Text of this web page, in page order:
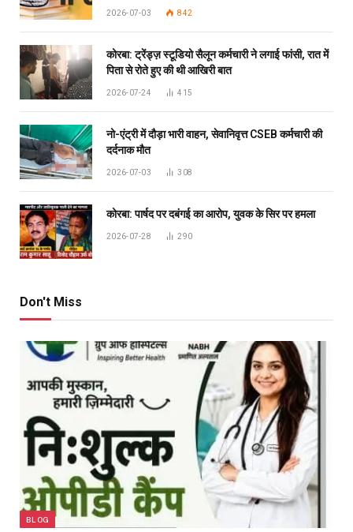
2026-07-03 842
कोरबा: ट्रेंड्ज़ स्टूडियो सैलून कर्मचारी ने लगाई फांसी, रात में
पिता से रोते हुए की थी आखिरी बात
2026-07-24 415
नो-एंट्री में दौड़ा भारी वाहन, सेवानिवृत्त CSEB कर्मचारी की
दर्दनाक मौत
2026-07-03 308
कोरबा: पार्षद पर दबंगई का आरोप, युवक के सिर पर हमला
2026-07-28 290
Don't Miss
BLOG